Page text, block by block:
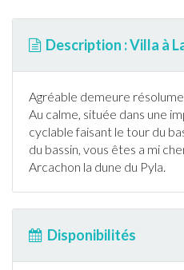
Description : Villa à
Agréable demeure
Au calme, située dans une
cyclable faisant le tour du
du bassin, vous êtes a mi
Arcachon la dune du Pyla.
Disponibilités